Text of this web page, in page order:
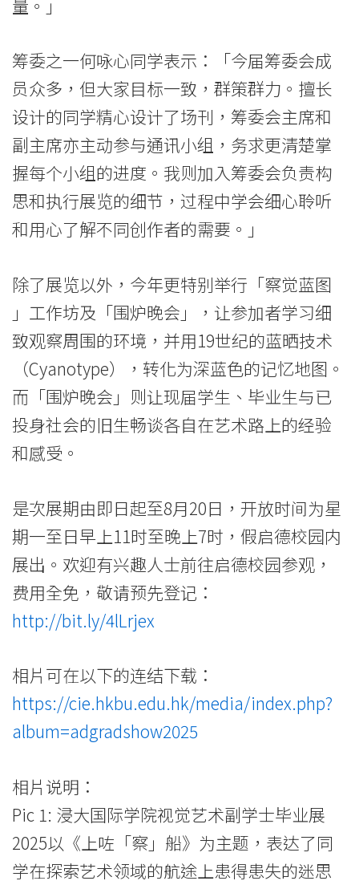
量。」
筹委之一何咏心同学表示：「今届筹委会成
员众多，但大家目标一致，群策群力。擅长
设计的同学精心设计了场刊，筹委会主席和
副主席亦主动参与通讯小组，务求更清楚掌
握每个小组的进度。我则加入筹委会负责构
思和执行展览的细节，过程中学会细心聆听
和用心了解不同创作者的需要。」
除了展览以外，今年更特别举行「察觉蓝图
」工作坊及「围炉晚会」，让参加者学习细
致观察周围的环境，并用19世纪的蓝晒技术
（Cyanotype），转化为深蓝色的记忆地图。
而「围炉晚会」则让现届学生、毕业生与已
投身社会的旧生畅谈各自在艺术路上的经验
和感受。
是次展期由即日起至8月20日，开放时间为星
期一至日早上11时至晚上7时，假启德校园内
展出。欢迎有兴趣人士前往启德校园参观，
费用全免，敬请预先登记：
http://bit.ly/4lLrjex
相片可在以下的连结下载：
https://cie.hkbu.edu.hk/media/index.php?
album=adgradshow2025
相片说明：
Pic 1: 浸大国际学院视觉艺术副学士毕业展
2025以《上咗「察」船》为主题，表达了同
学在探索艺术领域的航途上患得患失的迷思